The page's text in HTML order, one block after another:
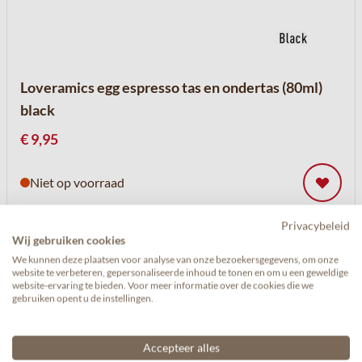
Loveramics egg espresso tas en ondertas (80ml)
black
€ 9,95
Niet op voorraad
Andere producten die mogelijk iets
Privacybeleid
Wij gebruiken cookies
We kunnen deze plaatsen voor analyse van onze bezoekersgegevens, om onze
website te verbeteren, gepersonaliseerde inhoud te tonen en om u een geweldige
website-ervaring te bieden. Voor meer informatie over de cookies die we
gebruiken opent u de instellingen.
Accepteer alles